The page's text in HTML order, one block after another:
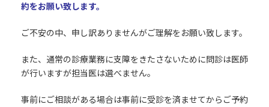
約をお願い致します。
ご不安の中、申し訳ありませんがご理解をお願い致します。
また、通常の診療業務に支障をきたさないために問診は医師
が行いますが担当医は選べません。
事前にご相談がある場合は事前に受診を済ませてからご予約